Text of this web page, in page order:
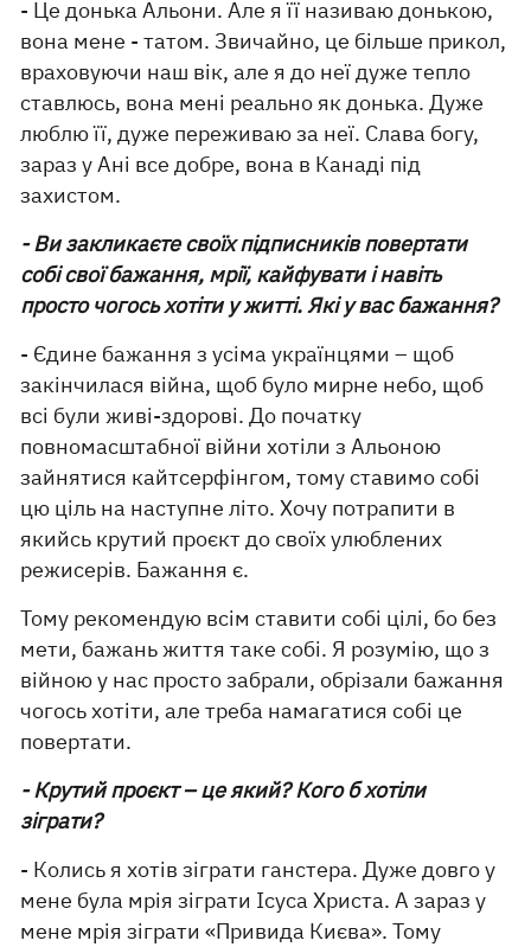
- Це донька Альони. Але я її називаю донькою,
вона мене - татом. Звичайно, це більше прикол,
враховуючи наш вік, але я до неї дуже тепло
ставлюсь, вона мені реально як донька. Дуже
люблю її, дуже переживаю за неї. Слава богу,
зараз у Ані все добре, вона в Канаді під
захистом.
- Ви закликаєте своїх підписників повертати
собі свої бажання, мрії, кайфувати і навіть
просто чогось хотіти у житті. Які у вас бажання?
- Єдине бажання з усіма українцями – щоб
закінчилася війна, щоб було мирне небо, щоб
всі були живі-здорові. До початку
повномасштабної війни хотіли з Альоною
зайнятися кайтсерфінгом, тому ставимо собі
цю ціль на наступне літо. Хочу потрапити в
якийсь крутий проєкт до своїх улюблених
режисерів. Бажання є.
Тому рекомендую всім ставити собі цілі, бо без
мети, бажань життя таке собі. Я розумію, що з
війною у нас просто забрали, обрізали бажання
чогось хотіти, але треба намагатися собі це
повертати.
- Крутий проєкт – це який? Кого б хотіли
зіграти?
- Колись я хотів зіграти ганстера. Дуже довго у
мене була мрія зіграти Ісуса Христа. А зараз у
мене мрія зіграти «Привида Києва». Тому